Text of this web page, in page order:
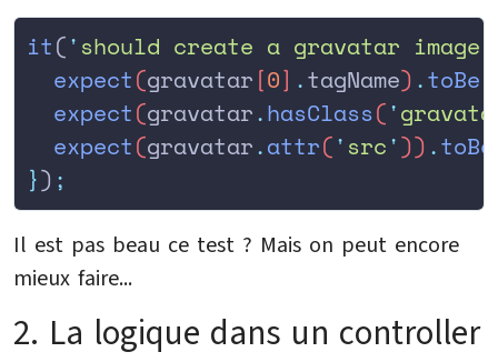
it(' should create a gravatar
  expect
(gravatar [0] .tagName) .toBe
  expect
(gravatar.hasClass('
  expect
(gravatar.attr(' src')) .toBe
}) ;
Il est pas beau ce test ? Mais on peut encore
mieux faire...
2. La logique dans un controller